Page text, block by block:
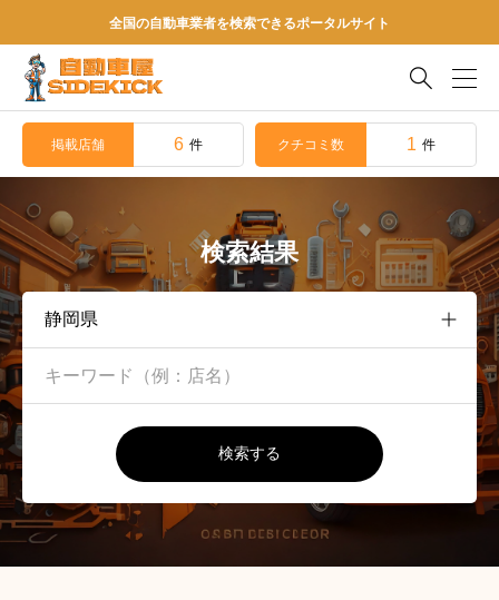
全国の自動車業者を検索できるポータルサイト

掲載店舗 6 件 クチコミ数 1 件
検索結果
検索する